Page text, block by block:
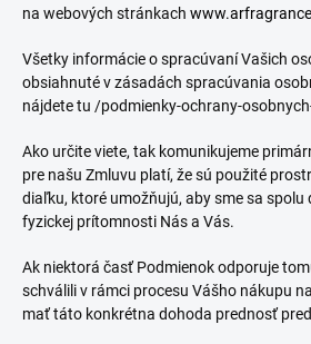
na webových stránkach
Všetky informácie o spracúvaní Vašich
obsiahnuté v zásadách spracúvania
nájdete tu /podmienky-ochrany-
Ako určite viete, tak komunikujeme
pre našu Zmluvu platí, že sú použité
diaľku, ktoré umožňujú, aby sme sa spolu
fyzickej prítomnosti Nás a Vás.
Ak niektorá časť Podmienok odporuje
schválili v rámci procesu Vášho nákupu
mať táto konkrétna dohoda prednosť